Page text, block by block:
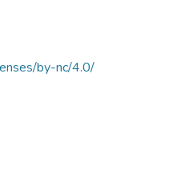
by-nc/4.0/